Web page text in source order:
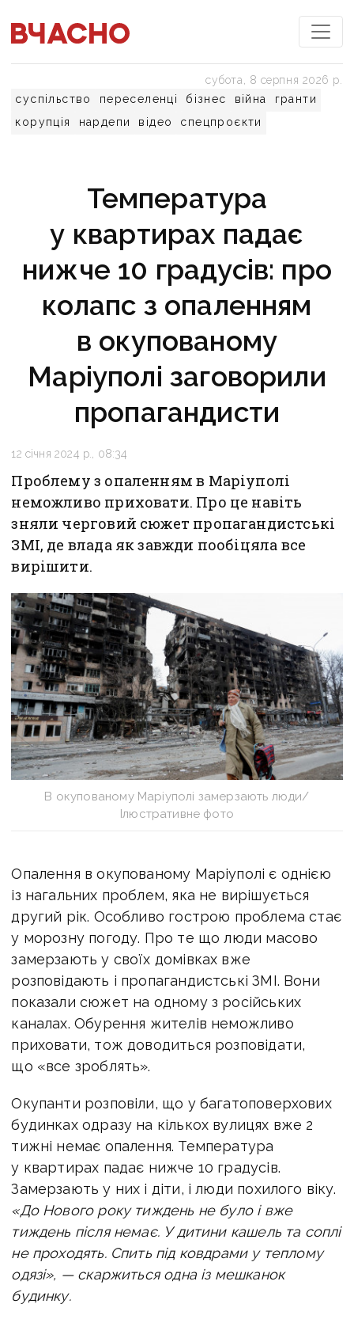
суспільство переселенці бізнес війна
гранти
корупція
нардепи відео спецпроєкти
субота, 8 серпня 2026 р.
Температура
у квартирах падає
нижче 10 градусів: про
колапс з опаленням
в окупованому
Маріуполі заговорили
пропагандисти
12 січня 2024 р., 08:34
Проблему з опаленням в Маріуполі
неможливо приховати. Про це навіть
зняли черговий сюжет пропагандистські
ЗМІ, де влада як завжди пообіцяла все
вирішити.
В окупованому Маріуполі замерзають люди/
Ілюстративне фото
Опалення в окупованому Маріуполі є однією
із нагальних проблем, яка не вирішується
другий рік. Особливо гострою проблема стає
у морозну погоду. Про те що люди масово
замерзають у своїх домівках вже
розповідають і пропагандистські ЗМІ. Вони
показали сюжет на одному з російських
каналах. Обурення жителів неможливо
приховати, тож доводиться розповідати,
що «все зроблять».
Окупанти розповіли, що у багатоповерхових
будинках одразу на кількох вулицях вже 2
тижні немає опалення. Температура
у квартирах падає нижче 10 градусів.
Замерзають у них і діти, і люди похилого віку.
«До Нового року тиждень не було і вже
тиждень після немає. У дитини кашель та соплі
не проходять. Спить під ковдрами у теплому
одязі», — скаржиться одна із мешканок
будинку.